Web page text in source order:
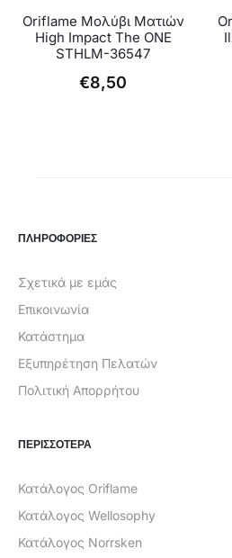
Oriflame Μολύβι Ματιών
High Impact The ONE
STHLM-36547
€8,50
ΠΛΗΡΟΦΟΡΙΕΣ
Σχετικά με εμάς
Επικοινωνία
Κατάστημα
Εξυπηρέτηση Πελατών
Πολιτική Απορρήτου
ΠΕΡΙΣΣΟΤΕΡΑ
Κατάλογος Oriflame
Κατάλογος Wellosophy
Κατάλογος Norrsken